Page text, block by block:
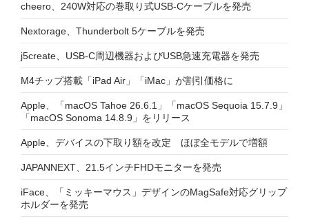
cheero、240W対応の巻取り式USB-Cケーブルを発売
Nextorage、Thunderbolt 5ケーブルを発売
j5create、USB-C周辺機器およびUSB急速充電器を発売
M4チップ搭載「iPad Air」「iMac」が割引価格に
Apple、「macOS Tahoe 26.6.1」「macOS Sequoia 15.7.9」
「macOS Sonoma 14.8.9」をリリース
Apple、デバイスの下取り額を改定 ほぼ全モデルで増額
JAPANNEXT、21.5インチFHDモニターを発売
iFace、「ミッキーマウス」デザインのMagSafe対応グリップ
ホルダーを発売